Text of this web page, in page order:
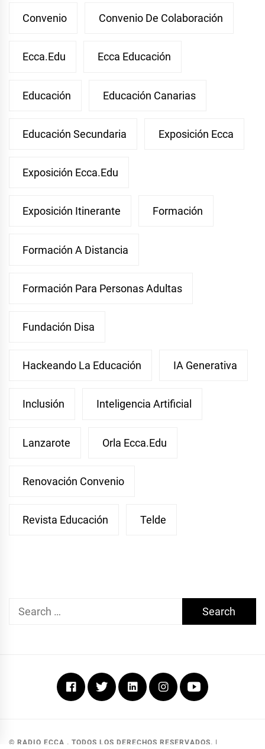
Convenio Convenio De Colaboración
Ecca.edu Ecca Educación
Educación Educación Canarias
Educación Secundaria Exposición Ecca
Exposición Ecca.edu
Exposición Itinerante Formación
Formación A Distancia
Formación Para Personas Adultas
Fundación Disa
Hackeando La Educación IA Generativa
Inclusión Inteligencia Artificial
Lanzarote Orla Ecca.edu
Renovación Convenio
Revista Educación Telde
Search
FacebookTwitterLinkedinInstagramYoutube
© RADIO ECCA . TODOS LOS DERECHOS RESERVADOS. |